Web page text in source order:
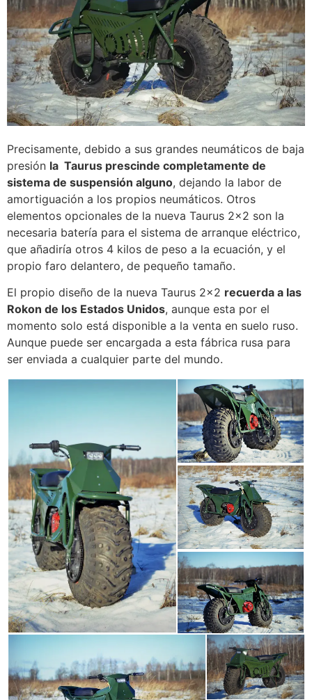
Precisamente, debido a sus grandes neumáticos de baja
presión la Taurus prescinde completamente de
sistema de suspensión alguno, dejando la labor de
amortiguación a los propios neumáticos. Otros
elementos opcionales de la nueva Taurus 2×2 son la
necesaria batería para el sistema de arranque eléctrico,
que añadiría otros 4 kilos de peso a la ecuación, y el
propio faro delantero, de pequeño tamaño.
El propio diseño de la nueva Taurus 2×2 recuerda a las
Rokon de los Estados Unidos, aunque esta por el
momento solo está disponible a la venta en suelo ruso.
Aunque puede ser encargada a esta fábrica rusa para
ser enviada a cualquier parte del mundo.